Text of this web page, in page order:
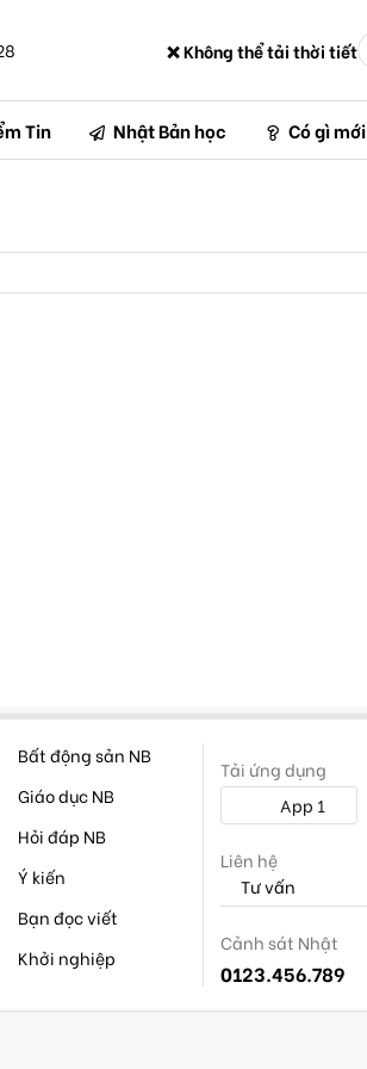
❌ Không thể tải thời tiết
Tin Nhật Bản học Có gì mới
Bất động sản NB
Giáo dục NB
Hỏi đáp NB
Ý kiến
Bạn đọc viết
Khởi nghiệp
Tải ứng dụng
App 1
Liên hệ
Tư vấn
Cảnh sát Nhật
0123.456.789